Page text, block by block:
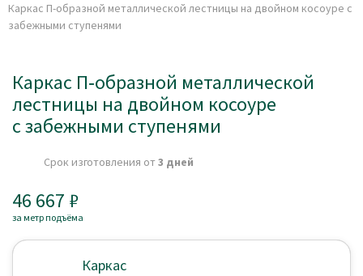
Каркас П-образной металлической лестницы на двойном косоуре с
забежными ступенями
Каркас П‑образной металлической
лестницы на двойном косоуре
с забежными ступенями
Срок изготовления от3 дней
46 667
за метр подъёма
Каркас